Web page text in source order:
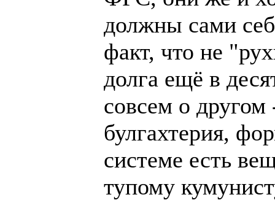
должны сами
факт, что не
долга ещё в
совсем о другом
булгахтерия,
системе есть
тупому